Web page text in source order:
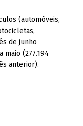
(automóveis,
de junho
(277.194
anterior).